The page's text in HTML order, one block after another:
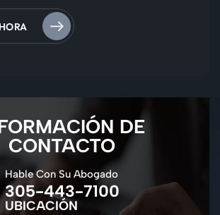
DE
CONTACTO
Hable Con Su Abogado
305-443-7100
UBICACIÓN